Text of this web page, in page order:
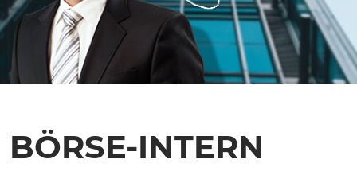
BÖRSE-INTERN